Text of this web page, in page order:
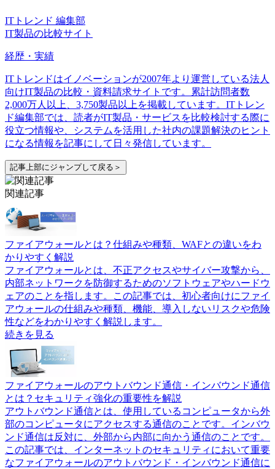
ITトレンド 編集部
IT製品の比較サイト
経歴・実績
ITトレンドはイノベーションが2007年より運営している法人
向けIT製品の比較・資料請求サイトです。累計訪問者数
2,000万人以上、3,750製品以上を掲載しています。ITトレン
ド編集部では、読者がIT製品・サービスを比較検討する際に
役立つ情報や、システムを活用した社内の課題解決のヒント
になる情報を記事にして日々発信しています。
記事上部にジャンプして戻る＞
関連記事
ファイアウォールとは？仕組みや種類、WAFとの違いをわ
かりやすく解説
ファイアウォールとは、不正アクセスやサイバー攻撃から、
内部ネットワークを防御するためのソフトウェアやハードウ
ェアのことを指します。この記事では、初心者向けにファイ
アウォールの仕組みや種類、機能、導入しないリスクや危険
性などをわかりやすく解説します。
続きを見る
ファイアウォールのアウトバウンド通信・インバウンド通信
とは？セキュリティ強化の重要性を解説
アウトバウンド通信とは、使用しているコンピュータから外
部のコンピュータにアクセスする通信のことです。インバウ
ンド通信は反対に、外部から内部に向かう通信のことです。
この記事では、インターネットのセキュリティにおいて重要
なファイアウォールのアウトバウンド・インバウンド通信に